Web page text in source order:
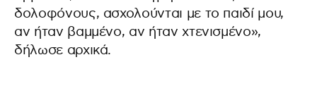
δολοφόνους, ασχολούνται με το παιδί μου,
αν ήταν βαμμένο, αν ήταν χτενισμένο»,
δήλωσε αρχικά.